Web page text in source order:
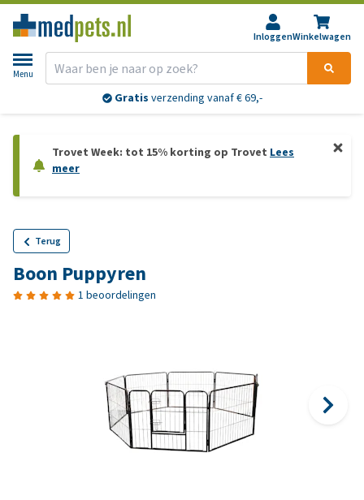
InloggenWinkelwagen
Menu
Gratis verzending vanaf € 69,-
Trovet Week: tot 15% korting op Trovet Lees
meer
Terug
Boon Puppyren
1 beoordelingen